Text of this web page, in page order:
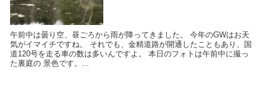
午前中は曇り空、昼ごろから雨が降ってきました。 今年のGWはお天
気がイマイチですね。 それでも、金精道路が開通したこともあり、国
道120号を走る車の数は多いんですよ。 本日のフォトは午前中に撮っ
た裏庭の 景色です。...